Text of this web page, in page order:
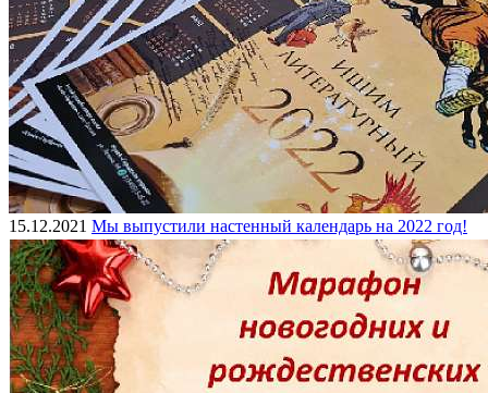
15.12.2021 Мы выпустили настенный календарь на 2022 год!